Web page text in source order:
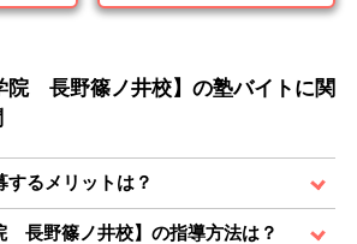
院 長野篠ノ井校】の塾バイトに関
るメリットは？
長野篠ノ井校】の指導方法は？